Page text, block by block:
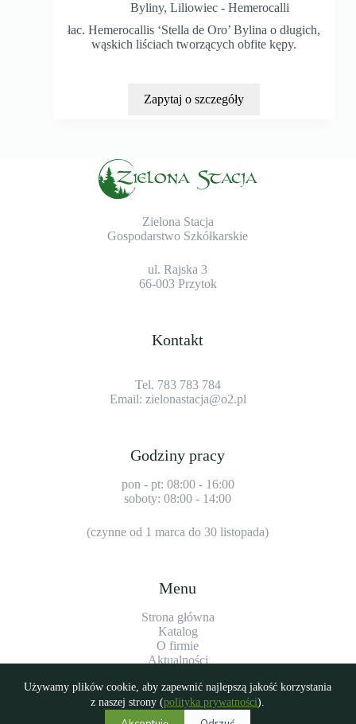
Używamy plików cookie, aby zapewnić najlepszą jakość korzystania
z naszej strony (polityka prywatności).
Byliny, Liliowiec - Hemerocalli
łac. Hemerocallis ‘Stella de Oro’ Bylina o długich,
wąskich liściach tworzących obfite kępy.
Zapytaj o szczegóły
Zielona Stacja
Gospodarstwo Szkółkarskie
ul. Rajska 3
66-003 Przytok
Kontakt
Tel. 783 783 784
Email: zielonastacja@o2.pl
Godziny pracy
pon - pt: 08:00 - 16:00
soboty: 08:00 - 14:00
(czynne od 1 marca do 30 listopada)
Menu
Strona główna
Katalog
O firmie
Aktualności
Polityka prywatności